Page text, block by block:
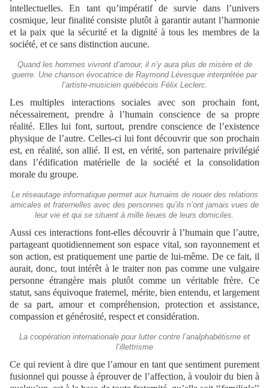
intellectuelles. En tant qu’impératif de survie dans l’univers
cosmique, leur finalité consiste plutôt à garantir autant l’harmonie
et la paix que la sécurité et la dignité à tous les membres de la
société, et ce sans distinction aucune.
Quand les hommes vivront d’amour, il n’y aura plus de misère et de
guerre. Une chanson évocatrice de Raymond Lévesque interprétée par
l’artiste-musicien québécois Félix Leclerc.
Les multiples interactions sociales avec son prochain font,
nécessairement, prendre à l’humain conscience de sa propre
réalité. Elles lui font, surtout, prendre conscience de l’existence
physique de l’autre. Celles-ci lui font découvrir que son prochain
est, en réalité, son allié. Il est, en vérité, son partenaire privilégié
dans l’édification matérielle de la société et la consolidation
morale du groupe.
Le réseautage informatique permet aux humains de nouer des relations
amicales et fraternelles avec des personnes qu’ils n’ont jamais vues de
leur vie et qui se situent à mille lieues de leurs domiciles.
Aussi ces interactions font-elles découvrir à l’humain que l’autre,
partageant quotidiennement son espace vital, son rayonnement et
son action, est pratiquement une partie de lui-même. De ce fait, il
aurait, donc, tout intérêt à le traiter non pas comme une vulgaire
personne étrangère mais plutôt comme un véritable frère. Ce
statut, sans équivoque fraternel, mérite, bien entendu, et largement
de sa part, amour et compréhension, protection et assistance,
compassion et générosité, respect et considération.
La coopération internationale pour lutter contre l’analphabétisme et
l’illettrisme
Ce qui revient à dire que l’amour en tant que sentiment purement
fusionnel qui pousse à éprouver de l’affection, à vouloir du bien à